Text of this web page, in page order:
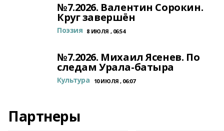
№7.2026. Валентин Сорокин.
Круг завершён
Поэзия 8 ИЮЛЯ , 06:54
№7.2026. Михаил Ясенев. По
следам Урала-батыра
Культура 10 ИЮЛЯ , 06:07
Партнеры